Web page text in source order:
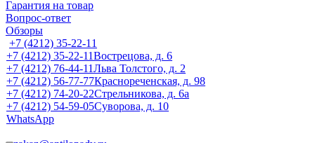
Гарантия на товар
Вопрос-ответ
Обзоры
+7 (4212) 35-22-11
+7 (4212) 35-22-11Вострецова, д. 6
+7 (4212) 76-44-11Льва Толстого, д. 2
+7 (4212) 56-77-77Краснореченская, д. 98
+7 (4212) 74-20-22Стрельникова, д. 6а
+7 (4212) 54-59-05Суворова, д. 10
WhatsApp